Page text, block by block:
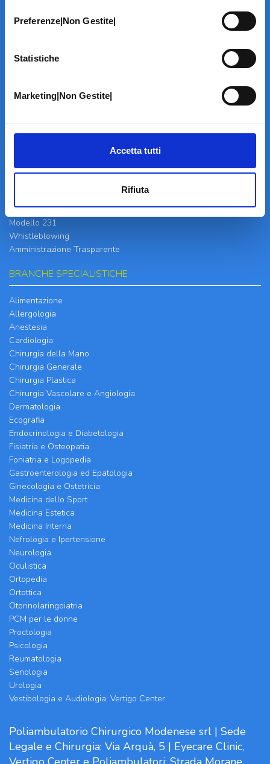
Preferenze|Non Gestite|
Statistiche
Marketing|Non Gestite|
Accetta tutti
Rifiuta
LA STRUTTURA
Informazioni
Specialità
Home Page
Codice Etico
Modello 231
Whistleblowing
Amministrazione Trasparente
BRANCHE SPECIALISTICHE
Alimentazione
Allergologia
Anestesia
Cardiologia
Chirurgia della Mano
Chirurgia Generale
Chirurgia Plastica
Chirurgia Vascolare e Angiologia
Dermatologia
Ecografia
Endocrinologia e Diabetologia
Fisiatria e Osteopatia
Foniatria e Logopedia
Gastroenterologia ed Epatologia
Ginecologia e Ostetricia
Medicina dello Sport
Medicina Estetica
Medicina Interna
Nefrologia e Ipertensione
Neurologia
Oculistica
Ortopedia
Ortottica
Otorinolaringoiatria
PCM per le donne
Proctologia
Psicologia
Reumatologia
Senologia
Urologia
Vestibologia e Audiologia: Vertigo Center
Poliambulatorio Chirurgico Modenese srl | Sede
Legale e Chirurgia: Via Arquà, 5 | Eyecare Clinic,